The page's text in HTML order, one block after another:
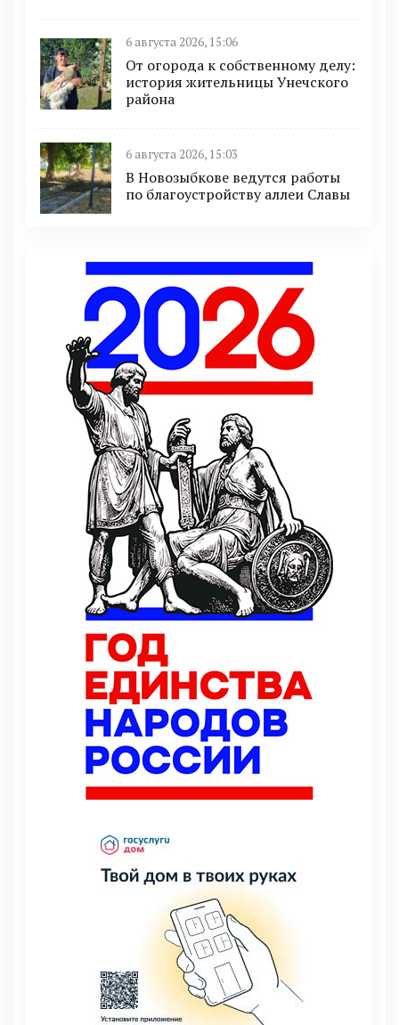
6 августа 2026, 15:06
От огорода к собственному делу:
история жительницы Унечского
района
6 августа 2026, 15:03
В Новозыбкове ведутся работы
по благоустройству аллеи Славы